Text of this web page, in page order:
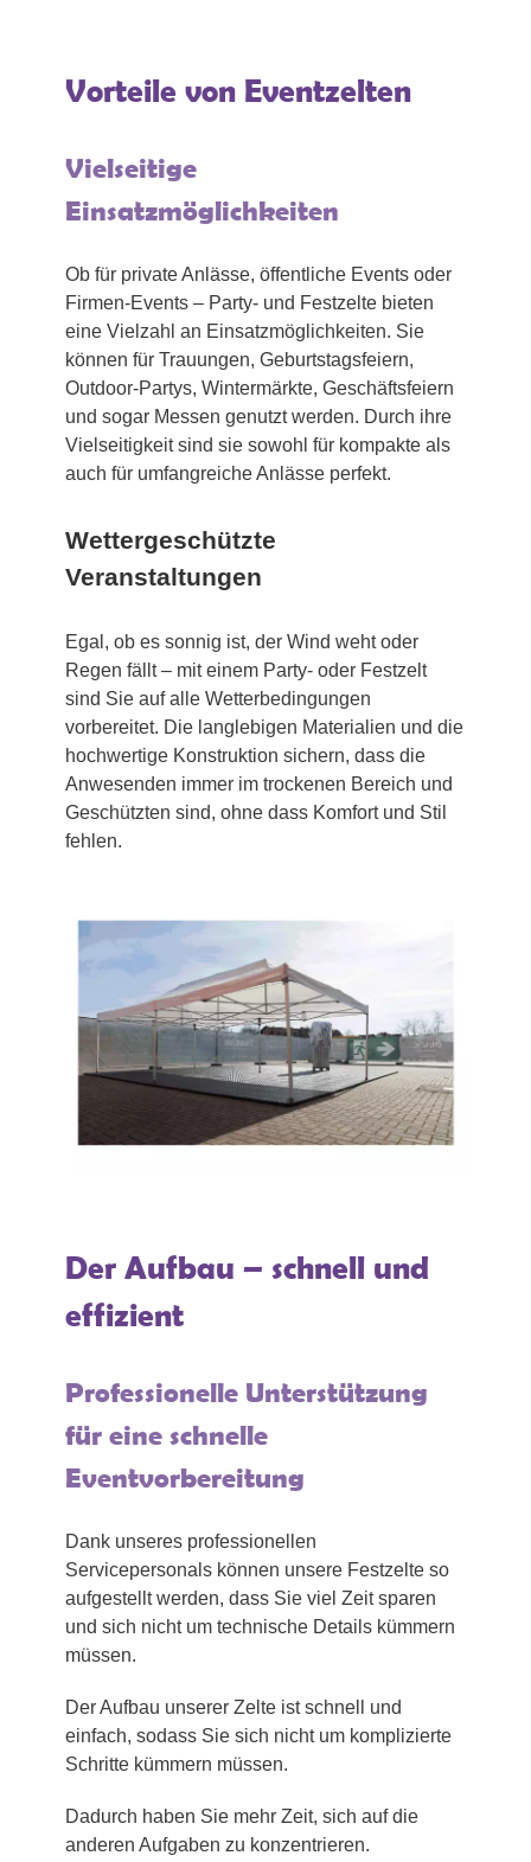
Vorteile von Eventzelten
Vielseitige
Einsatzmöglichkeiten
Ob für private Anlässe, öffentliche Events oder
Firmen-Events – Party- und Festzelte bieten
eine Vielzahl an Einsatzmöglichkeiten. Sie
können für Trauungen, Geburtstagsfeiern,
Outdoor-Partys, Wintermärkte, Geschäftsfeiern
und sogar Messen genutzt werden. Durch ihre
Vielseitigkeit sind sie sowohl für kompakte als
auch für umfangreiche Anlässe perfekt.
Wettergeschützte
Veranstaltungen
Egal, ob es sonnig ist, der Wind weht oder
Regen fällt – mit einem Party- oder Festzelt
sind Sie auf alle Wetterbedingungen
vorbereitet. Die langlebigen Materialien und die
hochwertige Konstruktion sichern, dass die
Anwesenden immer im trockenen Bereich und
Geschützten sind, ohne dass Komfort und Stil
fehlen.
Der Aufbau – schnell und
effizient
Professionelle Unterstützung
für eine schnelle
Eventvorbereitung
Dank unseres professionellen
Servicepersonals können unsere Festzelte so
aufgestellt werden, dass Sie viel Zeit sparen
und sich nicht um technische Details kümmern
müssen.
Der Aufbau unserer Zelte ist schnell und
einfach, sodass Sie sich nicht um komplizierte
Schritte kümmern müssen.
Dadurch haben Sie mehr Zeit, sich auf die
anderen Aufgaben zu konzentrieren.